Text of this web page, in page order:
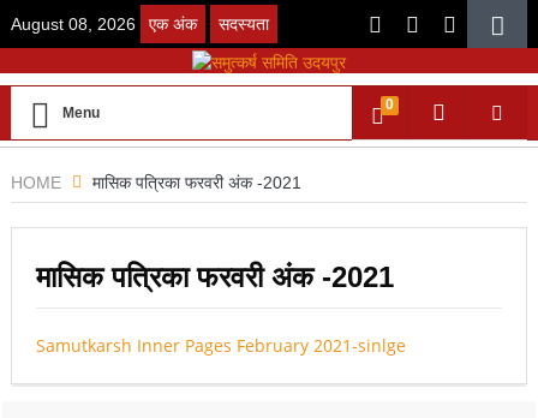
August 08, 2026 एक अंक सदस्यता
Menu 0
HOME मासिक पत्रिका फरवरी अंक -2021
मासिक पत्रिका फरवरी अंक -2021
Samutkarsh Inner Pages February 2021-sinlge